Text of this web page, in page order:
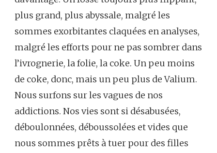
plus grand, plus abyssale, malgré les
sommes exorbitantes claquées en analyses,
malgré les efforts pour ne pas sombrer dans
l’ivrognerie, la folie, la coke. Un peu moins
de coke, donc, mais un peu plus de Valium.
Nous surfons sur les vagues de nos
addictions. Nos vies sont si désabusées,
déboulonnées, déboussolées et vides que
nous sommes prêts à tuer pour des filles